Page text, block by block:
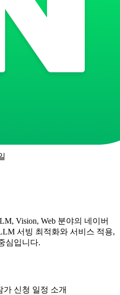
Vision, Web 분야의 네이버
서빙 최적화와 서비스 적용,
심입니다.
신청 일정 소개